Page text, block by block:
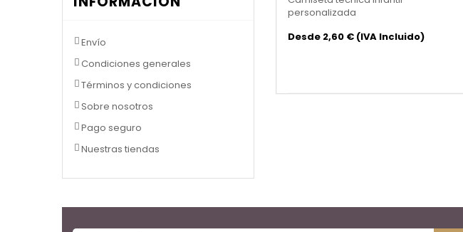
Envío
Condiciones generales
Términos y condiciones
Sobre nosotros
Pago seguro
Nuestras tiendas
personalizada
Desde 2,60 € (IVA Incluido)